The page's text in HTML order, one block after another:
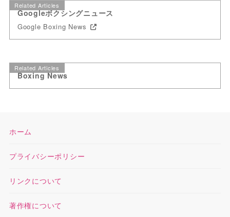
Related Articles
Googleボクシングニュース
Google Boxing News
Related Articles
Boxing News
ホーム
プライバシーポリシー
リンクについて
著作権について